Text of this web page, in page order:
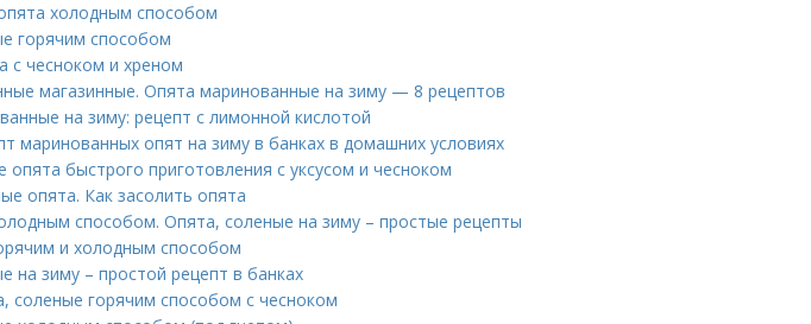
холодным способом
горячим способом
с чесноком и хреном
магазинные. Опята маринованные на зиму — 8 рецептов
на зиму: рецепт с лимонной кислотой
маринованных опят на зиму в банках в домашних условиях
быстрого приготовления с уксусом и чесноком
опята. Как засолить опята
способом. Опята, соленые на зиму – простые рецепты
и холодным способом
на зиму – простой рецепт в банках
соленые горячим способом с чесноком